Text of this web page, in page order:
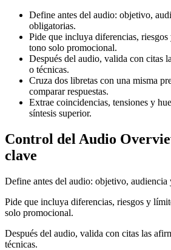
Define antes del audio: objetivo,
obligatorias.
Pide que incluya diferencias,
tono solo promocional.
Después del audio, valida con citas
o técnicas.
Cruza dos libretas con una misma
comparar respuestas.
Extrae coincidencias, tensiones y
síntesis superior.
Control del Audio
clave
Define antes del audio: objetivo, audiencia
Pide que incluya diferencias, riesgos y
solo promocional.
Después del audio, valida con citas las
técnicas.